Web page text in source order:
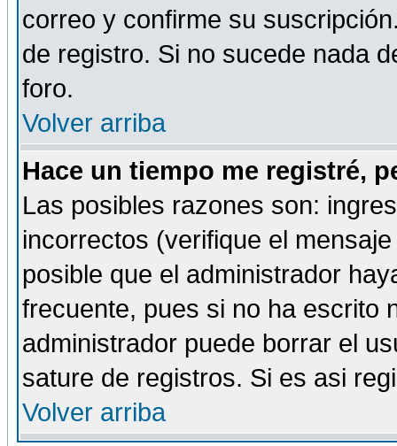
correo y confirme su
de registro. Si no sucede nada
foro.
Volver arriba
Hace un tiempo me registré,
Las posibles razones son:
incorrectos (verifique el
posible que el administrador
frecuente, pues si no ha escrito
administrador puede borrar el
sature de registros. Si es asi
Volver arriba